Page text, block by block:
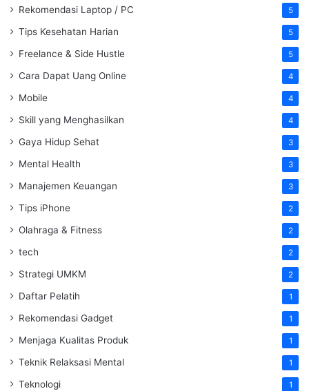
Rekomendasi Laptop / PC 5
Tips Kesehatan Harian 5
Freelance & Side Hustle 5
Cara Dapat Uang Online 4
Mobile 4
Skill yang Menghasilkan 4
Gaya Hidup Sehat 3
Mental Health 3
Manajemen Keuangan 3
Tips iPhone 2
Olahraga & Fitness 2
tech 2
Strategi UMKM 2
Daftar Pelatih 1
Rekomendasi Gadget 1
Menjaga Kualitas Produk 1
Teknik Relaksasi Mental 1
Teknologi 1